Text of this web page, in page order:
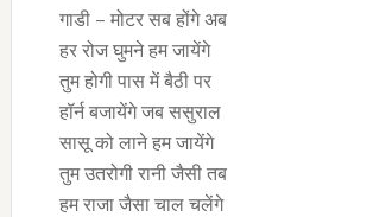
गाडी – मोटर सब होंगे अब
हर रोज घुमने हम जायेंगे
तुम होगी पास में बैठी पर
हॉर्न बजायेंगे जब ससुराल
सासू को लाने हम जायेंगे
तुम उतरोगी रानी जैसी तब
हम राजा जैसा चाल चलेंगे